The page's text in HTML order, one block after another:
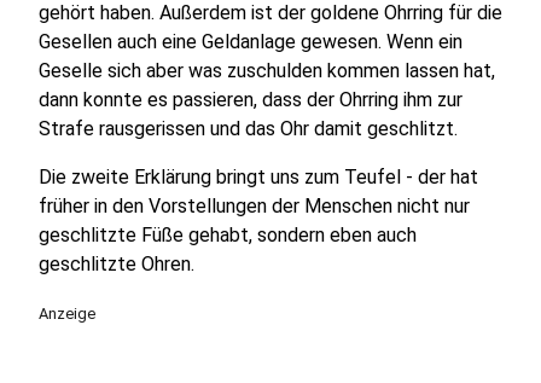
gehört haben. Außerdem ist der goldene Ohrring für die
Gesellen auch eine Geldanlage gewesen. Wenn ein
Geselle sich aber was zuschulden kommen lassen hat,
dann konnte es passieren, dass der Ohrring ihm zur
Strafe rausgerissen und das Ohr damit geschlitzt.
Die zweite Erklärung bringt uns zum Teufel - der hat
früher in den Vorstellungen der Menschen nicht nur
geschlitzte Füße gehabt, sondern eben auch
geschlitzte Ohren.
Anzeige